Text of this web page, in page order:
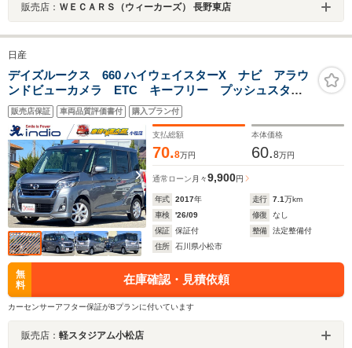
販売店： ＷＥＣＡＲＳ（ウィーカーズ） 長野東店
日産
デイズルークス 660 ハイウェイスターX ナビ アラウ
ンドビューカメラ ETC キーフリー プッシュスター
ト オートエアコン
販売店保証 車両品質評価書付 購入プラン付
支払総額
70.8万円
本体価格
60.8万円
通常ローン 月々9,900円
年式 2017年 走行 7.1万km
車検
'26/09 修復
なし
保証
保証付 整備
法定整備付
住所
石川県小松市
無
料
在庫確認・見積依頼
カーセンサーアフター保証がBプランに付いています
販売店： 軽スタジアム小松店